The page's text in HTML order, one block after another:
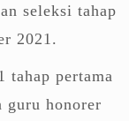
seleksi tahap
2021.
tahap pertama
guru honorer